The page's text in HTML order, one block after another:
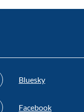
Bluesky
Facebook